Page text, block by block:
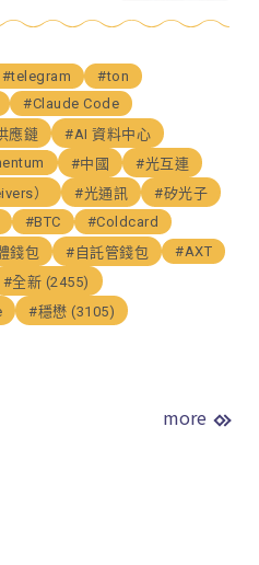
#telegram
#ton
#Claude Code
應鏈
#AI 資料中心
#中國
#光互連
）
#光通訊
#矽光子
#BTC
#Coldcard
錢包 #自託管錢包
#AXT
#全新 (2455)
#穩懋 (3105)
more